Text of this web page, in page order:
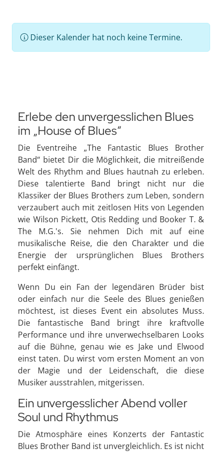
Dieser Kalender hat noch keine Termine.
Erlebe den unvergesslichen Blues
im „House of Blues“
Die Eventreihe „The Fantastic Blues Brother
Band“ bietet Dir die Möglichkeit, die mitreißende
Welt des Rhythm and Blues hautnah zu erleben.
Diese talentierte Band bringt nicht nur die
Klassiker der Blues Brothers zum Leben, sondern
verzaubert auch mit zeitlosen Hits von Legenden
wie Wilson Pickett, Otis Redding und Booker T. &
The M.G.'s. Sie nehmen Dich mit auf eine
musikalische Reise, die den Charakter und die
Energie der ursprünglichen Blues Brothers
perfekt einfängt.
Wenn Du ein Fan der legendären Brüder bist
oder einfach nur die Seele des Blues genießen
möchtest, ist dieses Event ein absolutes Muss.
Die fantastische Band bringt ihre kraftvolle
Performance und ihre unverwechselbaren Looks
auf die Bühne, genau wie es Jake und Elwood
einst taten. Du wirst vom ersten Moment an von
der Magie und der Leidenschaft, die diese
Musiker ausstrahlen, mitgerissen.
Ein unvergesslicher Abend voller
Soul und Rhythmus
Die Atmosphäre eines Konzerts der Fantastic
Blues Brother Band ist unvergleichlich. Es ist nicht